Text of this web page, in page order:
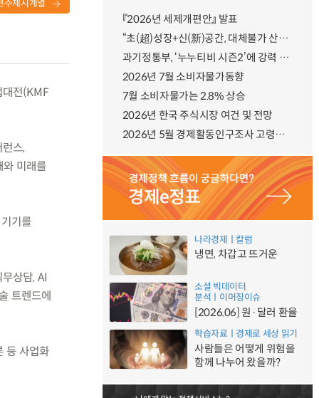
주제시계열
전(KMF
스,
와 미래를
기를
상담, AI
트렌드에
등 사업화
『2026년 세제개편안』 발표
“초(超)성장+신(新)공간, 대체불가 산업강국”
과기정통부, ‘누누티비 시즌2’에 강력 대응 의지 밝혀
2026년 7월 소비자물가동향
7월 소비자물가는 2.8% 상승
2026년 한국 주식시장 여건 및 전망
2026년 5월 경제활동인구조사 고령층 부가조사 결과
나라경제ㅣ칼럼
냉면, 차갑고 뜨거운
소셜 빅데이터
분석ㅣ이머징이슈
[2026.06] 원·달러 환율
학습자료ㅣ경제로 세상 읽기
사람들은 어떻게 위험을
함께 나누어 왔을까?